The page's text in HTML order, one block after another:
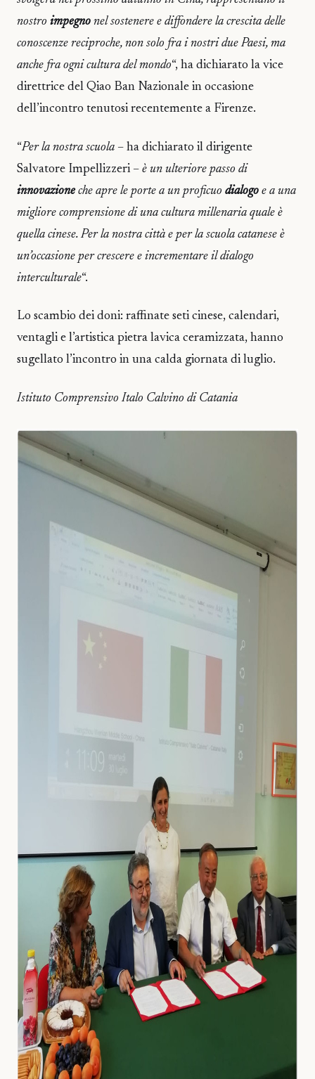
nostro impegno nel sostenere e diffondere la crescita delle
conoscenze reciproche, non solo fra i nostri due Paesi, ma
anche fra ogni cultura del mondo“, ha dichiarato la vice
direttrice del Qiao Ban Nazionale in occasione
dell’incontro tenutosi recentemente a Firenze.
“Per la nostra scuola – ha dichiarato il dirigente
Salvatore Impellizzeri – è un ulteriore passo di
innovazioneche apre le porte a un proficuo dialogo e a una
migliore comprensione di una cultura millenaria quale è
quella cinese. Per la nostra città e per la scuola catanese è
un’occasione per crescere e incrementare il dialogo
interculturale“.
Lo scambio dei doni: raffinate seti cinese, calendari,
ventagli e l’artistica pietra lavica ceramizzata, hanno
sugellato l’incontro in una calda giornata di luglio.
Istituto Comprensivo Italo Calvino di Catania